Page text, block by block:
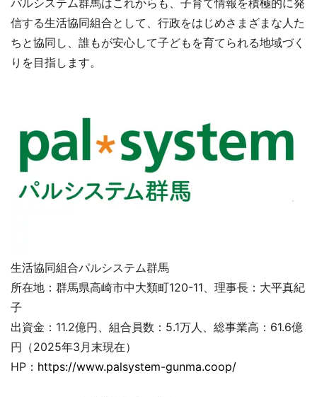
パルシステム群馬はこれからも、子育て情報を積極的に発
信する生活協同組合として、行政をはじめさまざまな人た
ちと協同し、誰もが安心して子どもを育てられる地域づく
りを目指します。
生活協同組合パルシステム群馬
所在地：群馬県高崎市中大類町120-11、理事長：大平真紀
子
出資金：11.2億円、組合員数：5.1万人、総事業高：61.6億
円（2025年3月末現在）
HP： https://www.palsystem-gunma.coop/